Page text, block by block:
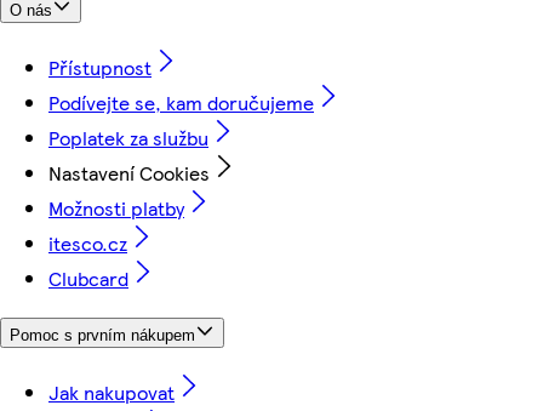
O nás
Přístupnost
Podívejte se, kam doručujeme
Poplatek za službu
Nastavení Cookies
Možnosti platby
itesco.cz
Clubcard
Pomoc s prvním nákupem
Jak nakupovat